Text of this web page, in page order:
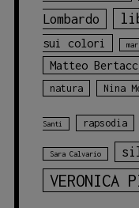
Lombardo
sui colori
Matteo
natura Nina
Santi rapsodia
Sara Calvario
VERONICA